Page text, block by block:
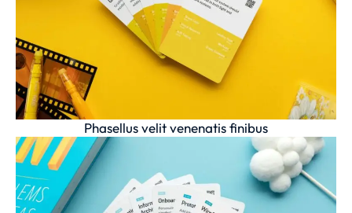
Phasellus velit venenatis finibus